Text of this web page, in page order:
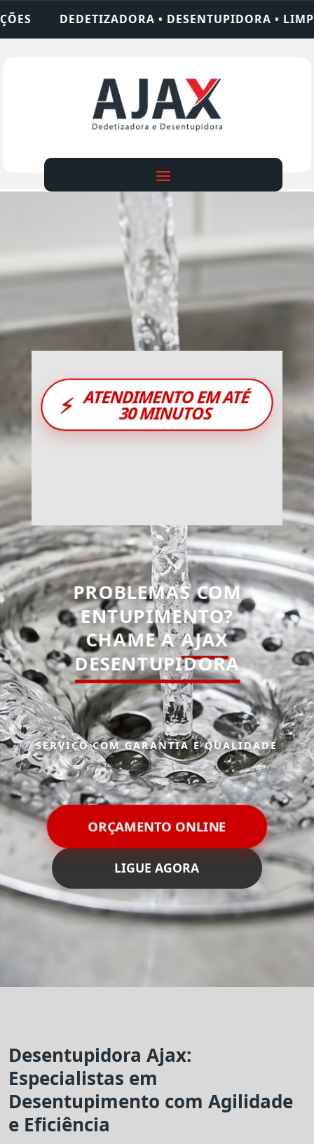
• LIMPEZA DE FOSSA • 24
⚡ ATENDIMENTO EM ATÉ
30 MINUTOS
PROBLEMAS COM
ENTUPIMENTO?
CHAME AAJAX
DESENTUPIDORA
SERVIÇO COM GARANTIA E QUALIDADE
ORÇAMENTO ONLINE
LIGUE AGORA
Desentupidora Ajax:
Especialistas em
Desentupimento com Agilidade
e Eficiência